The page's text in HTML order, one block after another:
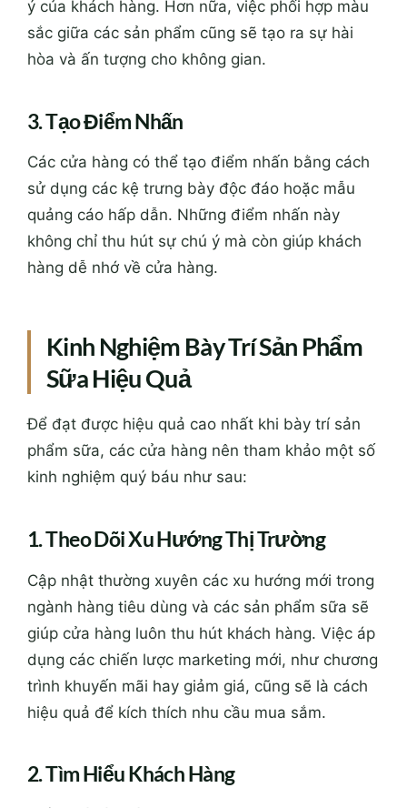
ý của khách hàng. Hơn nữa, việc phối hợp màu
sắc giữa các sản phẩm cũng sẽ tạo ra sự hài
hòa và ấn tượng cho không gian.
3. Tạo Điểm Nhấn
Các cửa hàng có thể tạo điểm nhấn bằng cách
sử dụng các kệ trưng bày độc đáo hoặc mẫu
quảng cáo hấp dẫn. Những điểm nhấn này
không chỉ thu hút sự chú ý mà còn giúp khách
hàng dễ nhớ về cửa hàng.
Kinh Nghiệm Bày Trí Sản Phẩm
Sữa Hiệu Quả
Để đạt được hiệu quả cao nhất khi bày trí sản
phẩm sữa, các cửa hàng nên tham khảo một số
kinh nghiệm quý báu như sau:
1. Theo Dõi Xu Hướng Thị Trường
Cập nhật thường xuyên các xu hướng mới trong
ngành hàng tiêu dùng và các sản phẩm sữa sẽ
giúp cửa hàng luôn thu hút khách hàng. Việc áp
dụng các chiến lược marketing mới, như chương
trình khuyến mãi hay giảm giá, cũng sẽ là cách
hiệu quả để kích thích nhu cầu mua sắm.
2. Tìm Hiểu Khách Hàng